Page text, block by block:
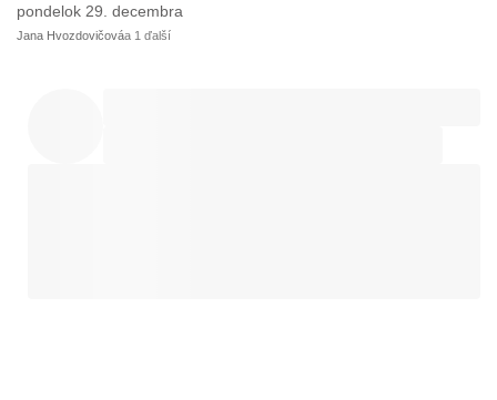
pondelok 29. decembra
Jana Hvozdovičováa 1 ďalší